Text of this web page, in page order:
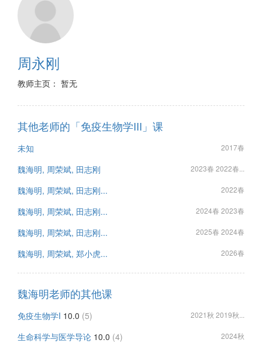
周永刚
教师主页： 暂无
其他老师的「免疫生物学III」课
未知 2017春
魏海明, 周荣斌, 田志刚 2023春 2022春...
魏海明, 周荣斌, 田志刚... 2022春
魏海明, 周荣斌, 田志刚... 2024春 2023春
魏海明, 周荣斌, 田志刚... 2025春 2024春
魏海明, 周荣斌, 郑小虎... 2026春
魏海明老师的其他课
免疫生物学I 10.0 (5) 2021秋 2019秋...
生命科学与医学导论 10.0 (4) 2024秋